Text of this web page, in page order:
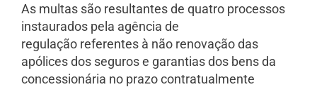
As multas são resultantes de quatro processos
instaurados pela agência de
regulação referentes à não renovação das
apólices dos seguros e garantias dos bens da
concessionária no prazo contratualmente